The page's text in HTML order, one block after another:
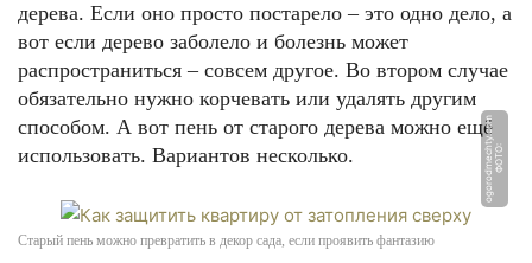
дерева. Если оно просто постарело – это одно дело, а
вот если дерево заболело и болезнь может
распространиться – совсем другое. Во втором случае
обязательно нужно корчевать или удалять другим
способом. А вот пень от старого дерева можно ещё
использовать. Вариантов несколько.
Ф
О
Т
О:
o
g
o
r
o
d
m
e
c
h
t
y.
c
o
m
Старый пень можно превратить в декор сада, если проявить фантазию